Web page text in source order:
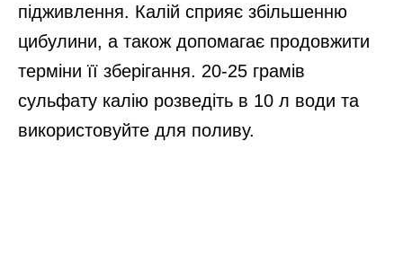
підживлення. Калій сприяє збільшенню
цибулини, а також допомагає продовжити
терміни її зберігання. 20-25 грамів
сульфату калію розведіть в 10 л води та
використовуйте для поливу.